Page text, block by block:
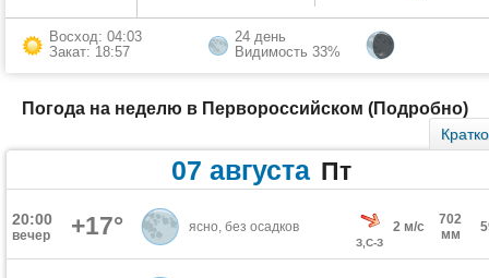
Восход: 04:03
Закат: 18:57
24 день
Видимость 33%
Погода на неделю в Первороссийском (Подробно)
Кратко
07 августа Пт
20:00
вечер +17° ясно, без осадков
З,С-З
2 м/с
702
мм